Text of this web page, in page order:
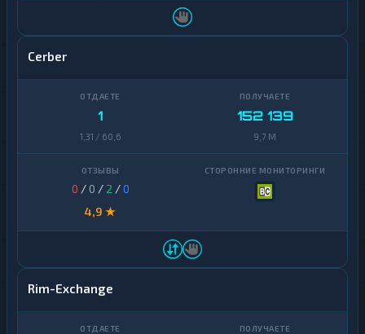
Cerber
1
1,31 / 60,6
152 139
9,7 M
0 / 0 / 2 /0
4,9 ★
Rim-Exchange